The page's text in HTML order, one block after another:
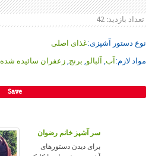
تعداد بازدید: 42
نوع دستور آشپزی:غذای اصلی
مواد لازم: آب آلبالو برنج ,زعفران سائیده شده
Save
سر آشپز خانم رضوان
برای دیدن دستورهای